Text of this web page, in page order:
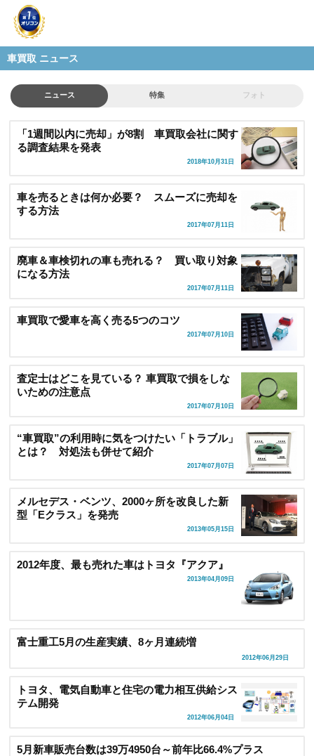
車買取 ニュース
ニュース 特集 フォト
「1週間以内に売却」が8割 車買取会社に関す
る調査結果を発表
2018年10月31日
車を売るときは何か必要？ スムーズに売却を
する方法
2017年07月11日
廃車＆車検切れの車も売れる？ 買い取り対象
になる方法
2017年07月11日
車買取で愛車を高く売る5つのコツ
2017年07月10日
査定士はどこを見ている？ 車買取で損をしな
いための注意点
2017年07月10日
“車買取”の利用時に気をつけたい「トラブル」
とは？ 対処法も併せて紹介
2017年07月07日
メルセデス・ベンツ、2000ヶ所を改良した新
型「Eクラス」を発売
2013年05月15日
2012年度、最も売れた車はトヨタ『アクア』
2013年04月09日
富士重工5月の生産実績、8ヶ月連続増
2012年06月29日
トヨタ、電気自動車と住宅の電力相互供給シス
テム開発
2012年06月04日
5月新車販売台数は39万4950台～前年比66.4%プラス